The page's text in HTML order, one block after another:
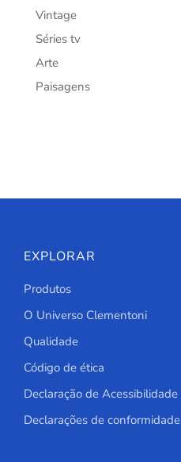
Vintage
Séries tv
Arte
Paisagens
EXPLORAR
Produtos
O Universo Clementoni
Qualidade
Código de ética
Declaração de Acessibilidade
Declarações de conformidade